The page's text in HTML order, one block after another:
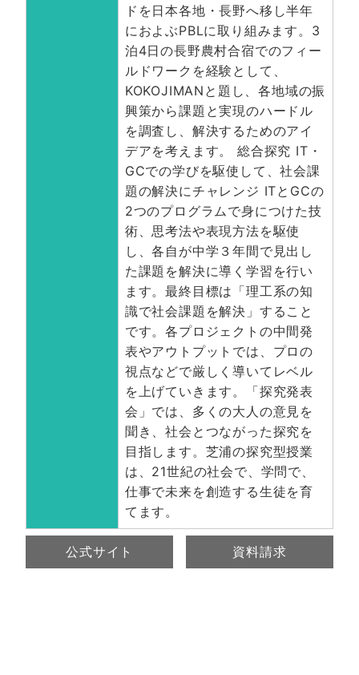
ドを日本各地・長野へ移し半年
におよぶPBLに取り組みます。3
泊4日の長野農村合宿でのフィー
ルドワークを経験として、
KOKOJIMANと題し、各地域の振
興策から課題と実現のハードル
を調査し、解決するためのアイ
デアを考えます。 総合探究 IT・
GCでの学びを駆使して、社会課
題の解決にチャレンジ ITとGCの
2つのプログラムで身につけた技
術、思考法や表現方法を駆使
し、各自が中学３年間で見出し
た課題を解決に導く学習を行い
ます。最終目標は「理工系の知
識で社会課題を解決」すること
です。各プロジェクトの中間発
表やアウトプットでは、プロの
視点などで厳しく導いてレベル
を上げていきます。「探究発表
会」では、多くの大人の意見を
聞き、社会とつながった探究を
目指します。芝浦の探究型授業
は、21世紀の社会で、学問で、
仕事で未来を創造する生徒を育
てます。
公式サイト 資料請求